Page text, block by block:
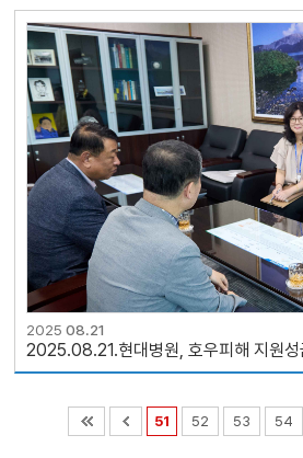
202508.21
2025.08.21.현대병원, 호우피해 지원
51 52 53 54